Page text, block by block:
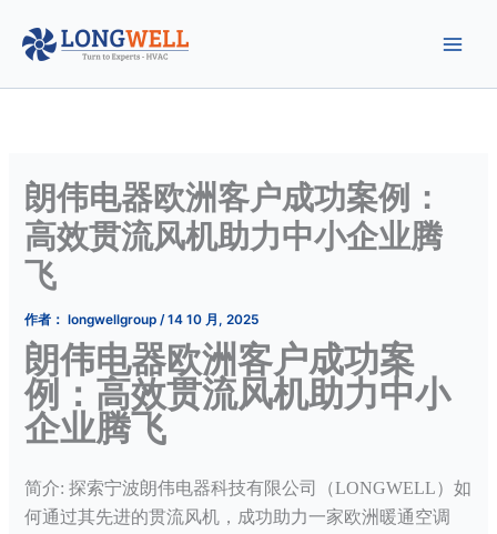
容
朗伟电器欧洲客户成功案例：
高效贯流风机助力中小企业腾
飞
作者： longwellgroup/14 10 月, 2025
朗伟电器欧洲客户成功案
例：高效贯流风机助力中小
企业腾飞
简介: 探索宁波朗伟电器科技有限公司（LONGWELL）如
何通过其先进的贯流风机 ，成功助力一家欧洲暖通空调